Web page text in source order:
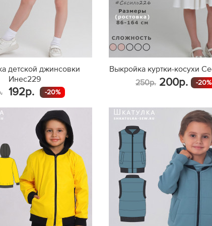
детской джинсовки
Инес229
192р. -20%
Выкройка куртки-косухи
250р. 200р. -20%